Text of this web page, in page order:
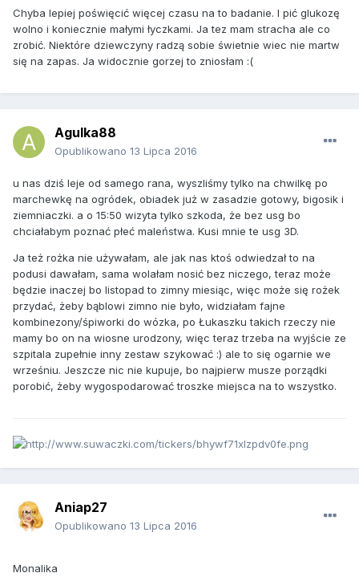
Chyba lepiej poświęcić więcej czasu na to badanie. I pić glukozę
wolno i koniecznie małymi łyczkami. Ja tez mam stracha ale co
zrobić. Niektóre dziewczyny radzą sobie świetnie wiec nie martw
się na zapas. Ja widocznie gorzej to zniosłam :(
Agulka88
Opublikowano 13 Lipca 2016
u nas dziś leje od samego rana, wyszliśmy tylko na chwilkę po
marchewkę na ogródek, obiadek już w zasadzie gotowy, bigosik i
ziemniaczki. a o 15:50 wizyta tylko szkoda, że bez usg bo
chciałabym poznać płeć maleństwa. Kusi mnie te usg 3D.
Ja też rożka nie używałam, ale jak nas ktoś odwiedzał to na
podusi dawałam, sama wolałam nosić bez niczego, teraz może
będzie inaczej bo listopad to zimny miesiąc, więc może się rożek
przydać, żeby bąblowi zimno nie było, widziałam fajne
kombinezony/śpiworki do wózka, po Łukaszku takich rzeczy nie
mamy bo on na wiosne urodzony, więc teraz trzeba na wyjście ze
szpitala zupełnie inny zestaw szykować :) ale to się ogarnie we
wrześniu. Jeszcze nic nie kupuje, bo najpierw musze porządki
porobić, żeby wygospodarować troszke miejsca na to wszystko.
Aniap27
Opublikowano 13 Lipca 2016
Monalika